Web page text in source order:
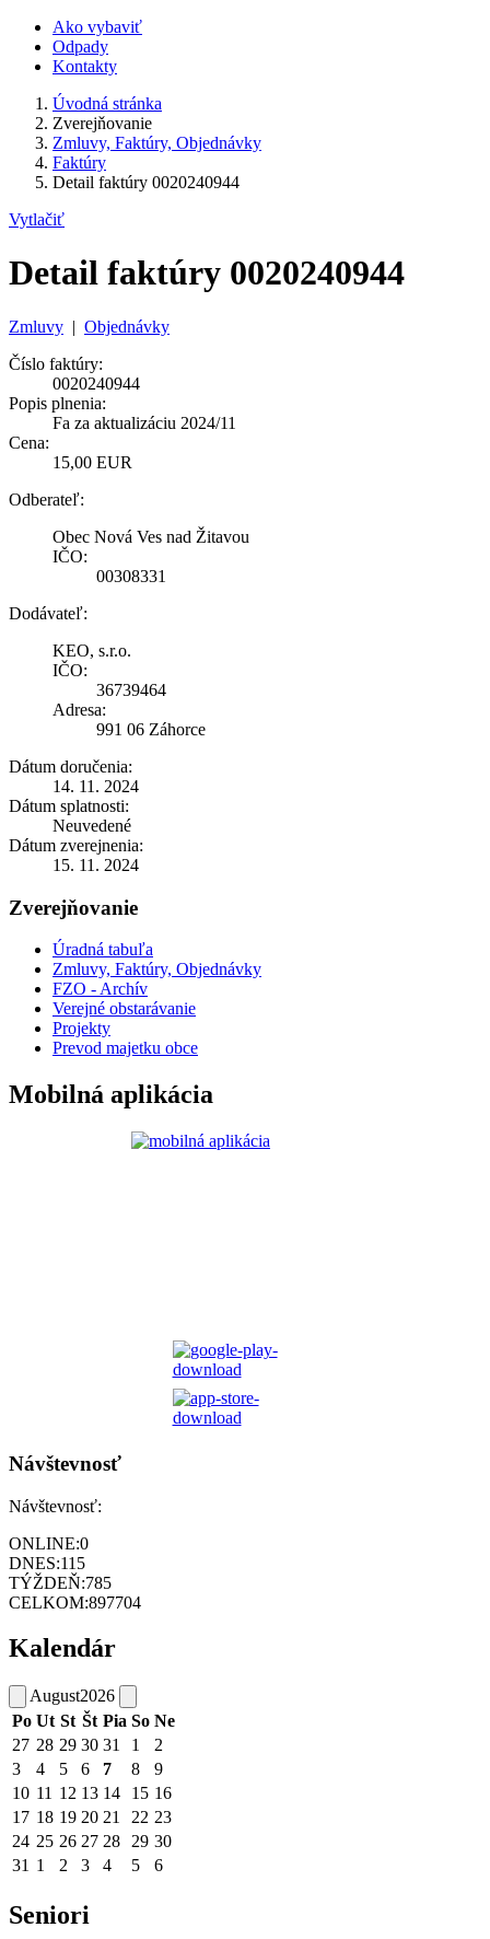
Ako vybaviť
Odpady
Kontakty
Úvodná stránka
Zverejňovanie
Zmluvy, Faktúry, Objednávky
Faktúry
Detail faktúry 0020240944
Vytlačiť
Detail faktúry 0020240944
Zmluvy | Objednávky
Číslo faktúry:
0020240944
Popis plnenia:
Fa za aktualizáciu 2024/11
Cena:
15,00 EUR
Odberateľ:
Obec Nová Ves nad Žitavou
IČO:
00308331
Dodávateľ:
KEO, s.r.o.
IČO:
36739464
Adresa:
991 06 Záhorce
Dátum doručenia:
14. 11. 2024
Dátum splatnosti:
Neuvedené
Dátum zverejnenia:
15. 11. 2024
Zverejňovanie
Úradná tabuľa
Zmluvy, Faktúry, Objednávky
FZO - Archív
Verejné obstarávanie
Projekty
Prevod majetku obce
Mobilná aplikácia
Návštevnosť
Návštevnosť:
ONLINE:0
DNES:115
TÝŽDEŇ:785
CELKOM:897704
Kalendár
August2026
Po Ut St Št Pia So Ne
27 28 29 30 31 1
2
3
4 5 6 7 8
9
10 11 12 13 14 15 16
17 18 19 20 21 22 23
24 25 26 27 28 29 30
31 1 2 3 4 5 6
Seniori